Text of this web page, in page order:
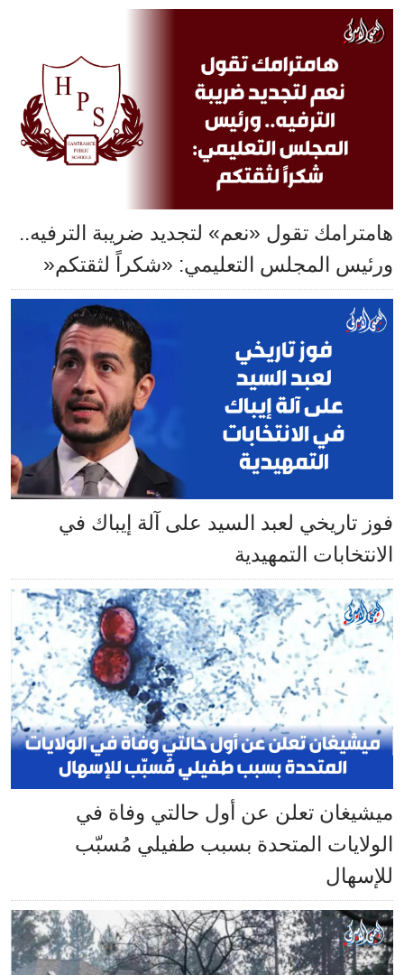
هامترامك تقول «نعم» لتجديد ضريبة الترفيه..
ورئيس المجلس التعليمي: «شكراً لثقتكم«
فوز تاريخي لعبد السيد على آلة إيباك في
الانتخابات التمهيدية
ميشيغان تعلن عن أول حالتي وفاة في
الولايات المتحدة بسبب طفيلي مُسبّب
للإسهال